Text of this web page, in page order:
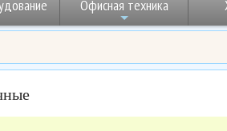
Офисная техника